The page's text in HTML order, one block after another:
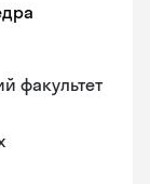
факультет